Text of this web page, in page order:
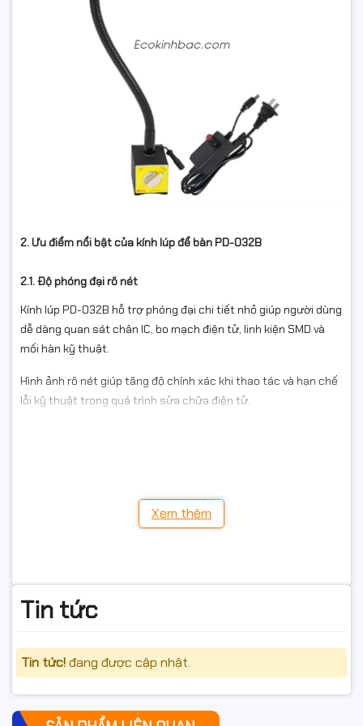
2. Ưu điểm nổi bật của kính lúp để bàn PD-032B
2.1. Độ phóng đại rõ nét
Kính lúp PD-032B hỗ trợ phóng đại chi tiết nhỏ giúp người dùng
dễ dàng quan sát chân IC, bo mạch điện tử, linh kiện SMD và
mối hàn kỹ thuật.
Hình ảnh rõ nét giúp tăng độ chính xác khi thao tác và hạn chế
lỗi kỹ thuật trong quá trình sửa chữa điện tử.
Xem thêm
Tin tức
Tin tức!đang được cập nhật.